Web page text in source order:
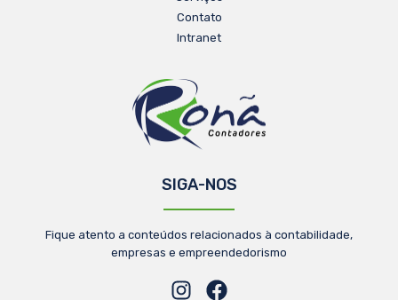
Contato
Intranet
SIGA-NOS
Fique atento a conteúdos relacionados à contabilidade,
empresas e empreendedorismo